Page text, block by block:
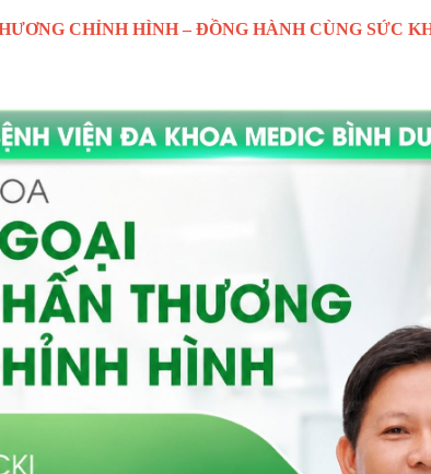
CHỈNH HÌNH – ĐỒNG HÀNH CÙNG SỨC